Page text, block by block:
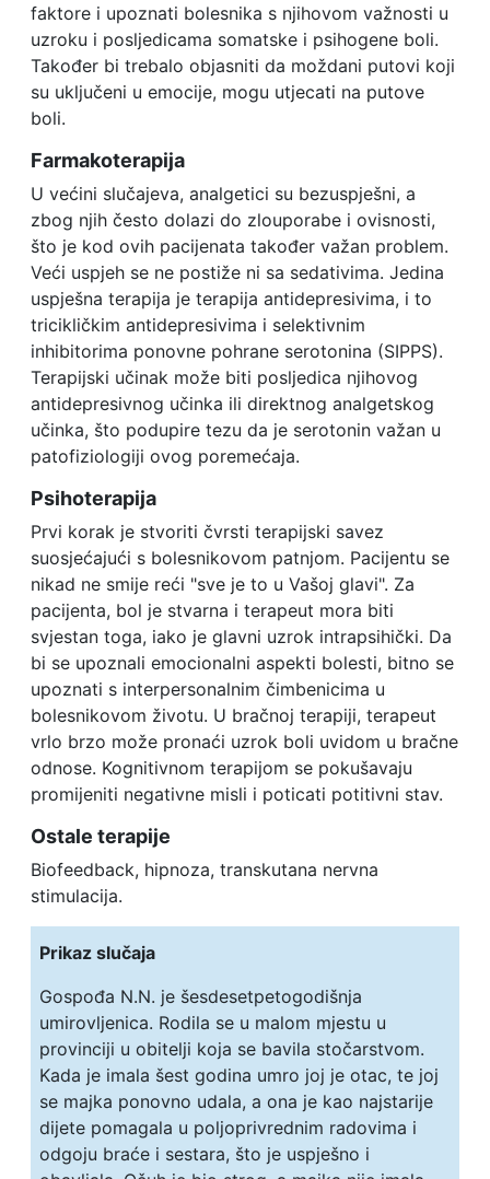
faktore i upoznati bolesnika s njihovom važnosti u
uzroku i posljedicama somatske i psihogene boli.
Također bi trebalo objasniti da moždani putovi koji
su uključeni u emocije, mogu utjecati na putove
boli.
Farmakoterapija
U većini slučajeva, analgetici su bezuspješni, a
zbog njih često dolazi do zlouporabe i ovisnosti,
što je kod ovih pacijenata također važan problem.
Veći uspjeh se ne postiže ni sa sedativima. Jedina
uspješna terapija je terapija antidepresivima, i to
tricikličkim antidepresivima i selektivnim
inhibitorima ponovne pohrane serotonina (SIPPS).
Terapijski učinak može biti posljedica njihovog
antidepresivnog učinka ili direktnog analgetskog
učinka, što podupire tezu da je serotonin važan u
patofiziologiji ovog poremećaja.
Psihoterapija
Prvi korak je stvoriti čvrsti terapijski savez
suosjećajući s bolesnikovom patnjom. Pacijentu se
nikad ne smije reći "sve je to u Vašoj glavi". Za
pacijenta, bol je stvarna i terapeut mora biti
svjestan toga, iako je glavni uzrok intrapsihički. Da
bi se upoznali emocionalni aspekti bolesti, bitno se
upoznati s interpersonalnim čimbenicima u
bolesnikovom životu. U bračnoj terapiji, terapeut
vrlo brzo može pronaći uzrok boli uvidom u bračne
odnose. Kognitivnom terapijom se pokušavaju
promijeniti negativne misli i poticati potitivni stav.
Ostale terapije
Biofeedback, hipnoza, transkutana nervna
stimulacija.
Prikaz slučaja
Gospođa N.N. je šesdesetpetogodišnja
umirovljenica. Rodila se u malom mjestu u
provinciji u obitelji koja se bavila stočarstvom.
Kada je imala šest godina umro joj je otac, te joj
se majka ponovno udala, a ona je kao najstarije
dijete pomagala u poljoprivrednim radovima i
odgoju braće i sestara, što je uspješno i